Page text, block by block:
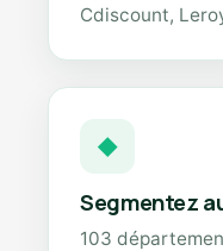
Cdiscount,
◆
Segmentez
103